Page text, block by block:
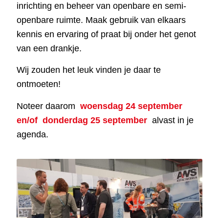
inrichting en beheer van openbare en semi-
openbare ruimte. Maak gebruik van elkaars
kennis en ervaring of praat bij onder het genot
van een drankje.
Wij zouden het leuk vinden je daar te
ontmoeten!
Noteer daarom woensdag 24 september
en/of donderdag 25 september alvast in je
agenda.